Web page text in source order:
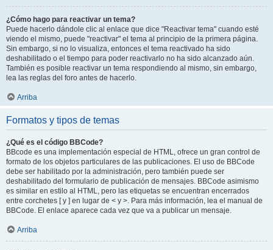
¿Cómo hago para reactivar un tema?
Puede hacerlo dándole clic al enlace que dice "Reactivar tema" cuando esté
viendo el mismo, puede "reactivar" el tema al principio de la primera página.
Sin embargo, si no lo visualiza, entonces el tema reactivado ha sido
deshabilitado o el tiempo para poder reactivarlo no ha sido alcanzado aún.
También es posible reactivar un tema respondiendo al mismo, sin embargo,
lea las reglas del foro antes de hacerlo.
Arriba
Formatos y tipos de temas
¿Qué es el código BBCode?
BBcode es una implementación especial de HTML, ofrece un gran control de
formato de los objetos particulares de las publicaciones. El uso de BBCode
debe ser habilitado por la administración, pero también puede ser
deshabilitado del formulario de publicación de mensajes. BBCode asimismo
es similar en estilo al HTML, pero las etiquetas se encuentran encerrados
entre corchetes [ y ] en lugar de < y >. Para más información, lea el manual de
BBCode. El enlace aparece cada vez que va a publicar un mensaje.
Arriba